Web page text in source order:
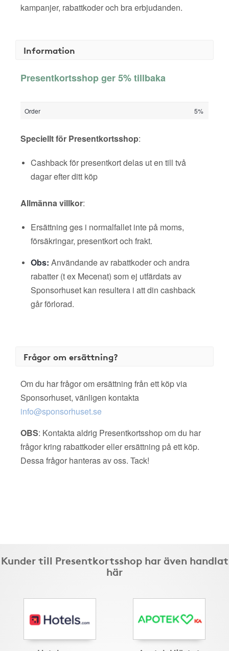
kampanjer, rabattkoder och bra erbjudanden.
Information
Presentkortsshop ger 5% tillbaka
Order 5%
Speciellt för Presentkortsshop:
Cashback för presentkort delas ut en till två
dagar efter ditt köp
Allmänna villkor:
Ersättning ges i normalfallet inte på moms,
försäkringar, presentkort och frakt.
Obs: Användande av rabattkoder och andra
rabatter (t ex Mecenat) som ej utfärdats av
Sponsorhuset kan resultera i att din cashback
går förlorad.
Frågor om ersättning?
Om du har frågor om ersättning från ett köp via
Sponsorhuset, vänligen kontakta
info@sponsorhuset.se
OBS: Kontakta aldrig Presentkortsshop om du har
frågor kring rabattkoder eller ersättning på ett köp.
Dessa frågor hanteras av oss. Tack!
Kunder till Presentkortsshop har även handlat
här